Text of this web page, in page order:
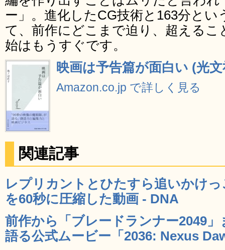
ー」。進化したCG技術と163分と
て、前作にどこまで迫り、超える
始はもうすぐです。
映画は予告篇が面白い (光
Amazon.co.jp で詳しく見る
関連記事
レプリカントとひたすら追いかけ
を60秒に圧縮した動画 - DNA
前作から「ブレードランナー2049
語る公式ムービー「2036: Nexus